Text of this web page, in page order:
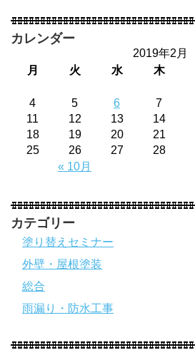
カレンダー
2019年2月
月
火 水 木
« 10月
4
5 6 7
11
12 13 14
18
19 20 21
25
26 27 28
カテゴリー
塗り替えセミナー
外壁・屋根塗装
総合
雨漏り・防水工事